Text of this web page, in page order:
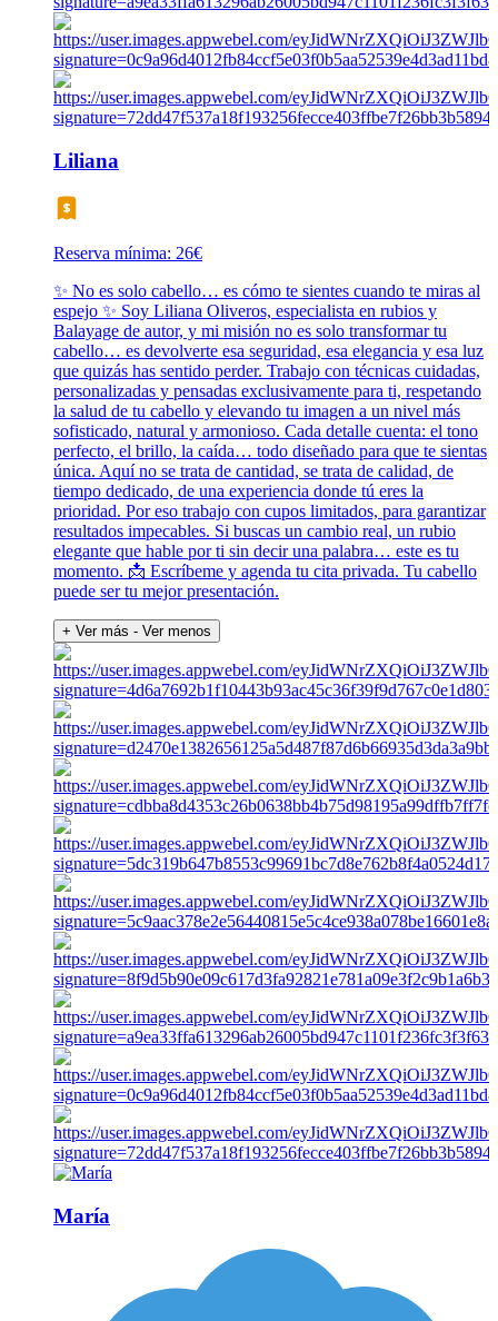
Liliana
Reserva mínima: 26€
✨ No es solo cabello… es cómo te sientes cuando te miras al
espejo ✨ Soy Liliana Oliveros, especialista en rubios y
Balayage de autor, y mi misión no es solo transformar tu
cabello… es devolverte esa seguridad, esa elegancia y esa luz
que quizás has sentido perder. Trabajo con técnicas cuidadas,
personalizadas y pensadas exclusivamente para ti, respetando
la salud de tu cabello y elevando tu imagen a un nivel más
sofisticado, natural y armonioso. Cada detalle cuenta: el tono
perfecto, el brillo, la caída… todo diseñado para que te sientas
única. Aquí no se trata de cantidad, se trata de calidad, de
tiempo dedicado, de una experiencia donde tú eres la
prioridad. Por eso trabajo con cupos limitados, para garantizar
resultados impecables. Si buscas un cambio real, un rubio
elegante que hable por ti sin decir una palabra… este es tu
momento. 📩 Escríbeme y agenda tu cita privada. Tu cabello
puede ser tu mejor presentación.
+ Ver más - Ver menos
María